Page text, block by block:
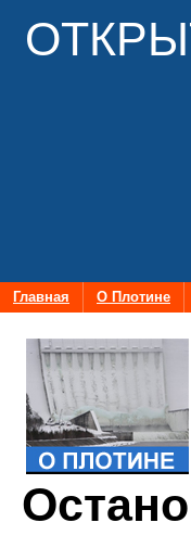
Главная О Плотине